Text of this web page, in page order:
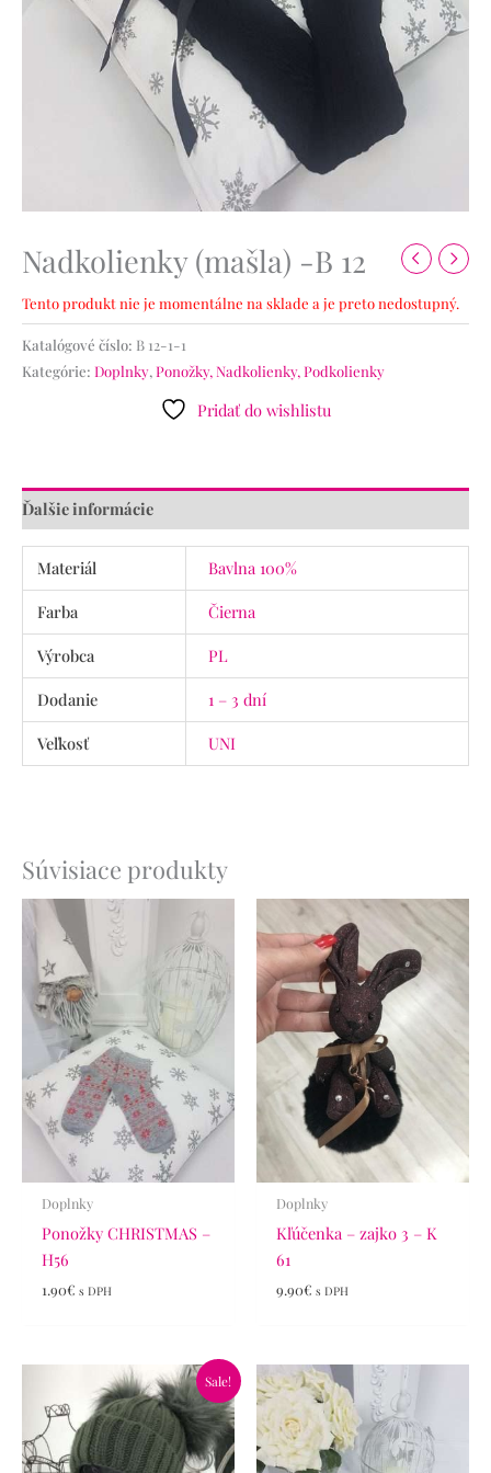
Nadkolienky (mašla) -B 12
Tento produkt nie je momentálne na sklade a je preto nedostupný.
Katalógové číslo: B 12-1-1
Kategórie: Doplnky,Ponožky, Nadkolienky, Podkolienky
Pridať do wishlistu
Ďalšie informácie
Materiál
Bavlna 100%
Farba
Čierna
Výrobca
PL
Dodanie
1 – 3 dní
Veľkosť
UNI
Súvisiace produkty
Doplnky
Ponožky CHRISTMAS –
H56
1.90€ s DPH
Doplnky
Kľúčenka – zajko 3 – K
61
9.90€ s DPH
Sale!
Pôvodná
cena
bola:
11.90€.
Aktuálna
cena
je:
8.90€.